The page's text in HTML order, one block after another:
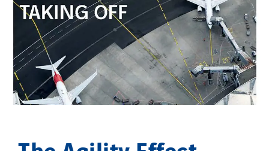
Demouselle Pas-de-Calais
Distribution de Matériel Electrique
Duval Electricité
Easy Charge
EEP
EGEV
Elec Ouest